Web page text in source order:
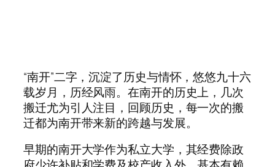
“南开”二字，沉淀了历史与情怀，悠悠九十六
载岁月，历经风雨。在南开的历史上，几次
搬迁尤为引人注目，回顾历史，每一次的搬
迁都为南开带来新的跨越与发展。
早期的南开大学作为私立大学，其经费除政